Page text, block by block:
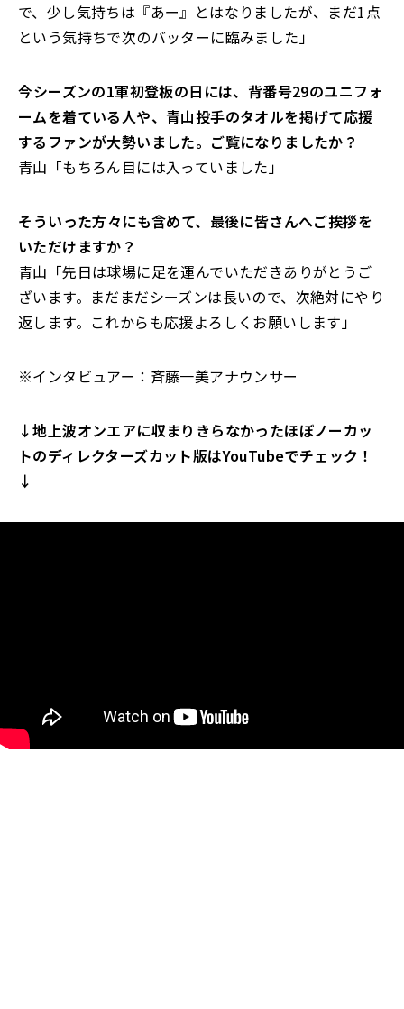
で、少し気持ちは『あー』とはなりましたが、まだ1点
という気持ちで次のバッターに臨みました」
――今シーズンの1軍初登板の日には、背番号29のユニフォ
ームを着ている人や、青山投手のタオルを掲げて応援
するファンが大勢いました。ご覧になりましたか？
青山「もちろん目には入っていました」
――そういった方々にも含めて、最後に皆さんへご挨拶を
いただけますか？
青山「先日は球場に足を運んでいただきありがとうご
ざいます。まだまだシーズンは長いので、次絶対にやり
返します。これからも応援よろしくお願いします」
※インタビュアー：斉藤一美アナウンサー
↓地上波オンエアに収まりきらなかったほぼノーカッ
トのディレクターズカット版はYouTubeでチェック！
↓